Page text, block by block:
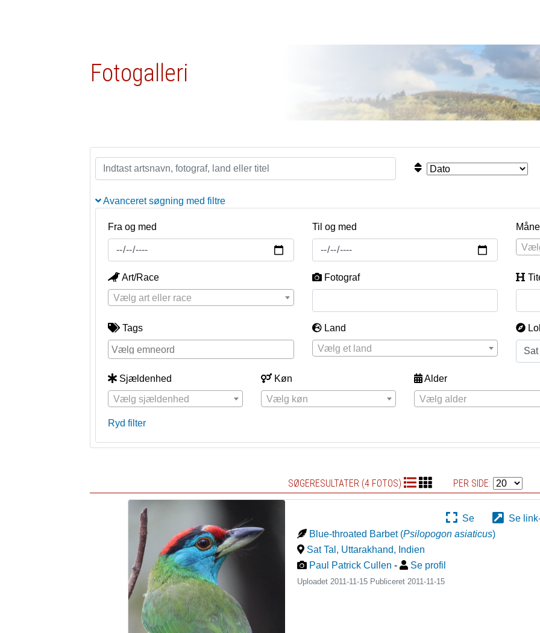
Fotogalleri
Avanceret søgning med filtre
Fra og med Til og med
Art/Race
Vælg art eller race
Fotograf
Tags
Land
Vælg et land
Sjældenhed
Vælg sjældenhed
Køn
Vælg køn
Alder
Vælg alder
Ryd filter
SØGERESULTATER (4 FOTOS) PER SIDE:
Se
Se
Blue-throated Barbet (Psilopogon asiaticus)
Sat Tal, Uttarakhand, Indien
Paul Patrick Cullen- Se profil
Uploadet 2011-11-15 Publiceret2011-11-15